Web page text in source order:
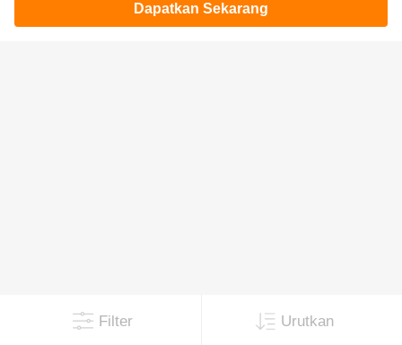
Dapatkan Sekarang
Filter Urutkan